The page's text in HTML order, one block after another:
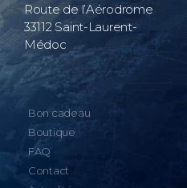
Route de l’Aérodrome
33112 Saint-Laurent-
Médoc
Bon cadeau
Boutique
FAQ
Contact